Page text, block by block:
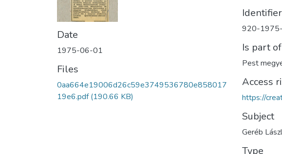
Date
1975-06-01
Files
0aa664e19006d26c59e3749536780e858017
19e6.pdf(190.66 KB)
Identifier
920-
Is part of
Pest
Access
https://
Subject
Geréb
Type